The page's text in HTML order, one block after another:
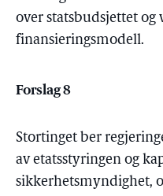
over statsbudsjettet og
finansieringsmodell.
Forslag 8
Stortinget ber
av etatsstyringen og
sikkerhetsmyndighet,